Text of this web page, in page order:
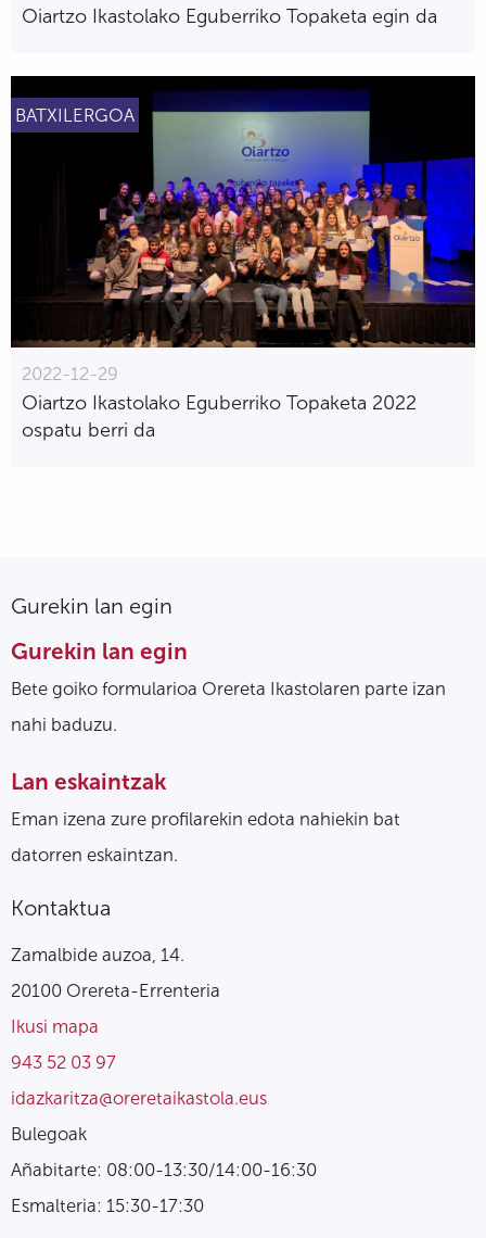
Oiartzo Ikastolako Eguberriko Topaketa egin da
BATXILERGOA
2022-12-29
Oiartzo Ikastolako Eguberriko Topaketa 2022
ospatu berri da
Gurekin lan egin
Gurekin lan egin
Bete goiko formularioa Orereta Ikastolaren parte izan
nahi baduzu.
Lan eskaintzak
Eman izena zure profilarekin edota nahiekin bat
datorren eskaintzan.
Kontaktua
Zamalbide auzoa, 14.
20100 Orereta-Errenteria
Ikusi mapa
943 52 03 97
idazkaritza@oreretaikastola.eus
Bulegoak
Añabitarte: 08:00-13:30/14:00-16:30
Esmalteria: 15:30-17:30